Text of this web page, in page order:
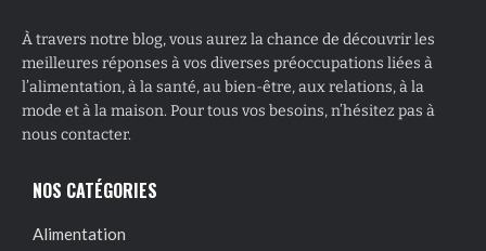
À travers notre blog, vous aurez la chance de découvrir les
meilleures réponses à vos diverses préoccupations liées à
l’alimentation, à la santé, au bien-être, aux relations, à la
mode et à la maison. Pour tous vos besoins, n’hésitez pas à
nous contacter.
NOS CATÉGORIES
Alimentation